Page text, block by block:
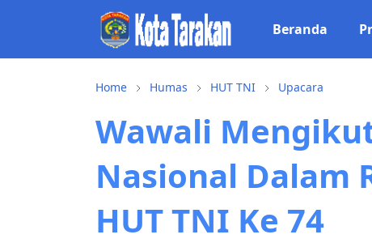
Beranda
Home Humas HUT TNI Upacara
Wawali
Nasional Dalam
HUT TNI Ke 74